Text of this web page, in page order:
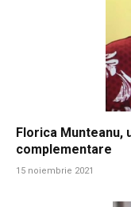
Florica Munteanu,
complementare
15 noiembrie 2021